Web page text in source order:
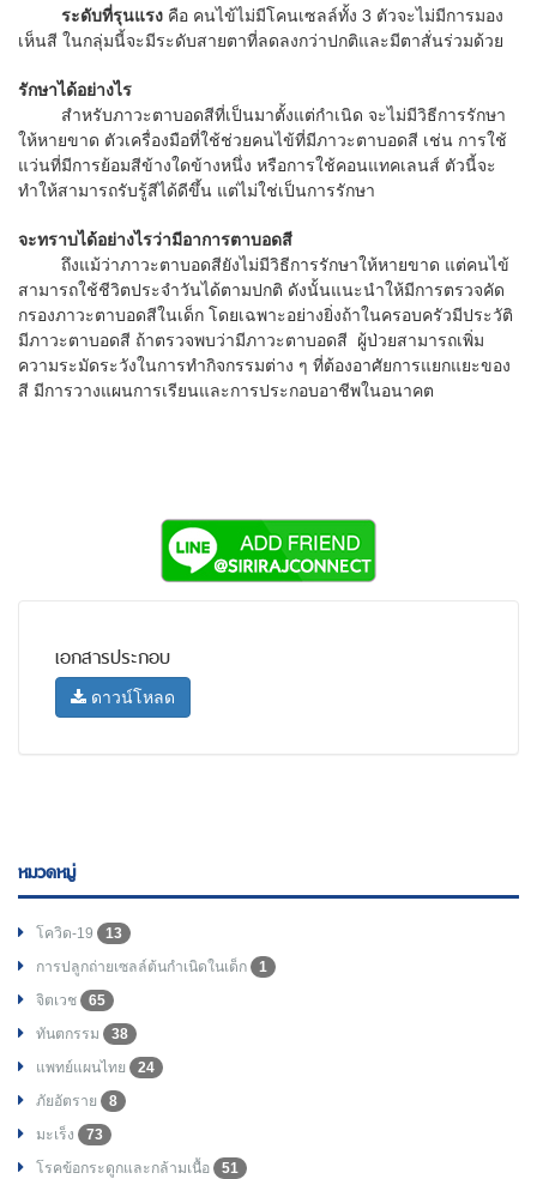
ระดับที่รุนแรง คือ คนไข้ไม่มีโคนเซลล์ทั้ง 3 ตัวจะไม่มีการมอง
เห็นสี ในกลุ่มนี้จะมีระดับสายตาที่ลดลงกว่าปกติและมีตาสั่นร่วมด้วย
รักษาได้อย่างไร
สำหรับภาวะตาบอดสีที่เป็นมาตั้งแต่กำเนิด จะไม่มีวิธีการรักษา
ให้หายขาด ตัวเครื่องมือที่ใช้ช่วยคนไข้ที่มีภาวะตาบอดสี เช่น การใช้
แว่นที่มีการย้อมสีข้างใดข้างหนึ่ง หรือการใช้คอนแทคเลนส์ ตัวนี้จะ
ทำให้สามารถรับรู้สีได้ดีขึ้น แต่ไม่ใช่เป็นการรักษา
จะทราบได้อย่างไรว่ามีอาการตาบอดสี
ถึงแม้ว่าภาวะตาบอดสียังไม่มีวิธีการรักษาให้หายขาด แต่คนไข้
สามารถใช้ชีวิตประจำวันได้ตามปกติ ดังนั้นแนะนำให้มีการตรวจคัด
กรองภาวะตาบอดสีในเด็ก โดยเฉพาะอย่างยิ่งถ้าในครอบครัวมีประวัติ
มีภาวะตาบอดสี ถ้าตรวจพบว่ามีภาวะตาบอดสี ผู้ป่วยสามารถเพิ่ม
ความระมัดระวังในการทำกิจกรรมต่าง ๆ ที่ต้องอาศัยการแยกแยะของ
สี มีการวางแผนการเรียนและการประกอบอาชีพในอนาคต
เอกสารประกอบ
ดาวน์โหลด
หมวดหมู่
โควิด-19
13
การปลูกถ่ายเซลล์ต้นกำเนิดในเด็ก
1
จิตเวช
65
ทันตกรรม
38
แพทย์แผนไทย
24
ภัยอัตราย
8
มะเร็ง
73
โรคข้อกระดูกและกล้ามเนื้อ
51